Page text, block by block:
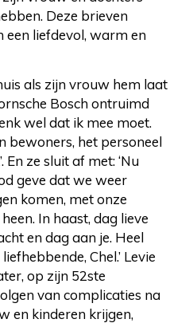
Deze brieven
een liefdevol, warm en
als zijn vrouw hem laat
Bosch ontruimd
wel dat ik mee moet.
bewoners, het personeel
ze sluit af met: ‘Nu
geve dat we weer
komen, met onze
In haast, dag lieve
en dag aan je. Heel
Chel.’ Levie
op zijn 52ste
van complicaties na
en kinderen krijgen,